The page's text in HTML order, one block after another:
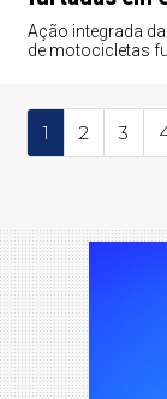
Ação integrada
de motocicletas
1 2 3